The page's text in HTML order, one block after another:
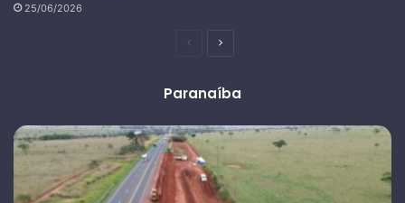
25/06/2026
PáginaPróxima
Paranaíba